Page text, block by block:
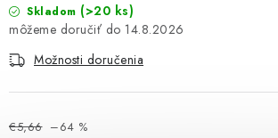
AUTO-MOTO
PRODUKTY HISTORICKE BEZ ZASOBY
Skladom (>20 ks)
14.8.2026
Možnosti doručenia
€5,66 –64 %